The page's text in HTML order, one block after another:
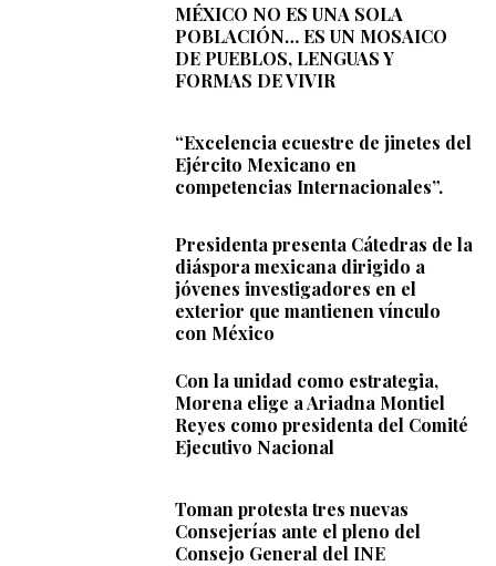
MÉXICO NO ES UNA SOLA
POBLACIÓN… ES UN MOSAICO
DE PUEBLOS, LENGUAS Y
FORMAS DE VIVIR
“Excelencia ecuestre de jinetes del
Ejército Mexicano en
competencias Internacionales”.
Presidenta presenta Cátedras de la
diáspora mexicana dirigido a
jóvenes investigadores en el
exterior que mantienen vínculo
con México
Con la unidad como estrategia,
Morena elige a Ariadna Montiel
Reyes como presidenta del Comité
Ejecutivo Nacional
Toman protesta tres nuevas
Consejerías ante el pleno del
Consejo General del INE